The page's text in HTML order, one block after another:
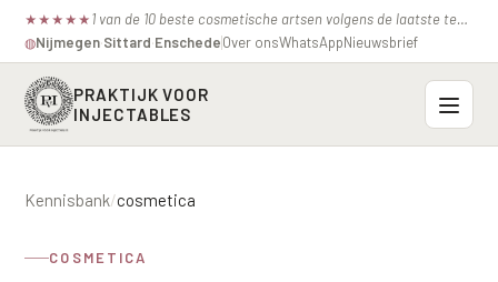
★ ★ ★ ★ ★ 1 van de 10 beste cosmetische artsen volgens de laatste test van de consumentenbond.
◍Nijmegen·Sittard·EnschedeOver onsWhatsAppNieuwsbrief
PRAKTIJK VOOR
INJECTABLES
Voorhoofdsrimpels
Kennisbank/cosmetica
COSMETICA